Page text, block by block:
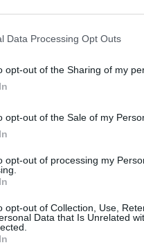
Data Processing Opt Outs
opt-out of the Sharing of my
opt-out of the Sale of my
opt-out of processing my
opt-out of Collection, Use,
Data that Is Unrelated
στο
ΞΕΝΕΣ ΤΑΙΝΙΕΣ
και τον Πολιτισμό!